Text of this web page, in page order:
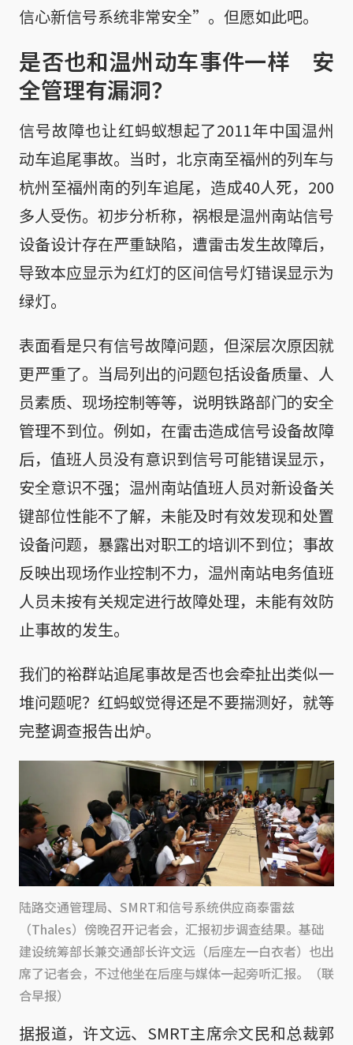
信心新信号系统非常安全”。但愿如此吧。
是否也和温州动车事件一样 安
全管理有漏洞？
信号故障也让红蚂蚁想起了2011年中国温州
动车追尾事故。当时，北京南至福州的列车与
杭州至福州南的列车追尾，造成40人死，200
多人受伤。初步分析称，祸根是温州南站信号
设备设计存在严重缺陷，遭雷击发生故障后，
导致本应显示为红灯的区间信号灯错误显示为
绿灯。
表面看是只有信号故障问题，但深层次原因就
更严重了。当局列出的问题包括设备质量、人
员素质、现场控制等等，说明铁路部门的安全
管理不到位。例如，在雷击造成信号设备故障
后，值班人员没有意识到信号可能错误显示，
安全意识不强；温州南站值班人员对新设备关
键部位性能不了解，未能及时有效发现和处置
设备问题，暴露出对职工的培训不到位；事故
反映出现场作业控制不力，温州南站电务值班
人员未按有关规定进行故障处理，未能有效防
止事故的发生。
我们的裕群站追尾事故是否也会牵扯出类似一
堆问题呢？红蚂蚁觉得还是不要揣测好，就等
完整调查报告出炉。
陆路交通管理局、SMRT和信号系统供应商泰雷兹
（Thales）傍晚召开记者会，汇报初步调查结果。基础
建设统筹部长兼交通部长许文远（后座左一白衣者）也出
席了记者会，不过他坐在后座与媒体一起旁听汇报。（联
合早报）
据报道，许文远、SMRT主席佘文民和总裁郭